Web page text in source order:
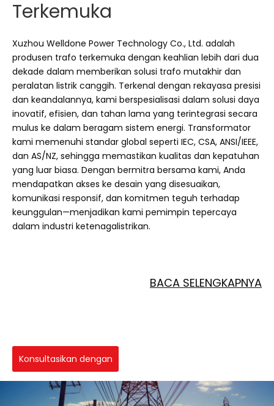
Terkemuka
Xuzhou Welldone Power Technology Co., Ltd. adalah
produsen trafo terkemuka dengan keahlian lebih dari dua
dekade dalam memberikan solusi trafo mutakhir dan
peralatan listrik canggih. Terkenal dengan rekayasa presisi
dan keandalannya, kami berspesialisasi dalam solusi daya
inovatif, efisien, dan tahan lama yang terintegrasi secara
mulus ke dalam beragam sistem energi. Transformator
kami memenuhi standar global seperti IEC, CSA, ANSI/IEEE,
dan AS/NZ, sehingga memastikan kualitas dan kepatuhan
yang luar biasa. Dengan bermitra bersama kami, Anda
mendapatkan akses ke desain yang disesuaikan,
komunikasi responsif, dan komitmen teguh terhadap
keunggulan—menjadikan kami pemimpin tepercaya
dalam industri ketenagalistrikan.
BACA SELENGKAPNYA
Konsultasikan dengan
Pakar